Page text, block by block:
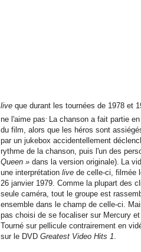
live que durant les tournées de 1978 et
ne l'aime pas La chanson a fait partie
du film, alors que les héros sont
par un jukebox accidentellement
rythme de la chanson, puis l'un des
Queen » dans la version originale). La
une interprétation live de celle-ci, filmée
26 janvier 1979. Comme la plupart des
seule caméra, tout le groupe est
ensemble dans le champ de celle-ci.
pas choisi de se focaliser sur Mercury
Tourné sur pellicule contrairement en
sur le DVD Greatest Video Hits 1.